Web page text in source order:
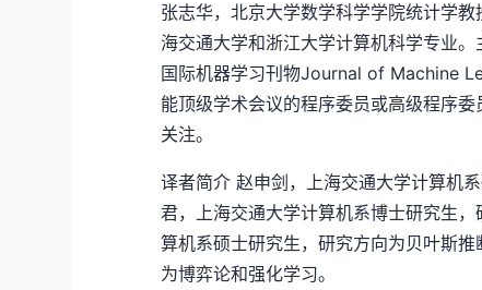
张志华，北京大学数学科学学院统计学
海交通大学和浙江大学计算机科学专业
国际机器学习刊物Journal of Machine
能顶级学术会议的程序委员或高级程序委
关注。
译者简介 赵申剑，上海交通大学计算机
君，上海交通大学计算机系博士研究生
算机系硕士研究生，研究方向为贝叶斯
为博弈论和强化学习。